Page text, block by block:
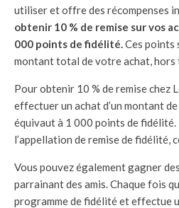
utiliser et offre des récompenses
obtenir 10 % de remise sur vos
000 points de fidélité.Ces points
montant total de votre achat, hors
Pour obtenir 10 % de remise chez
effectuer un achat d’un montant
équivaut à 1 000 points de fidélité.
l’appellation de remise de fidélité,
Vous pouvez également gagner
parrainant des amis. Chaque fois
programme de fidélité et effectue